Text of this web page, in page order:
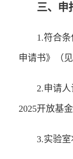
三、申
1.符合
申请书》（
2.申请
2025开放基
3.实验